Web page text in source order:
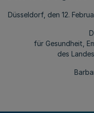
Düsseldorf, den 12.
für Gesundheit,
des